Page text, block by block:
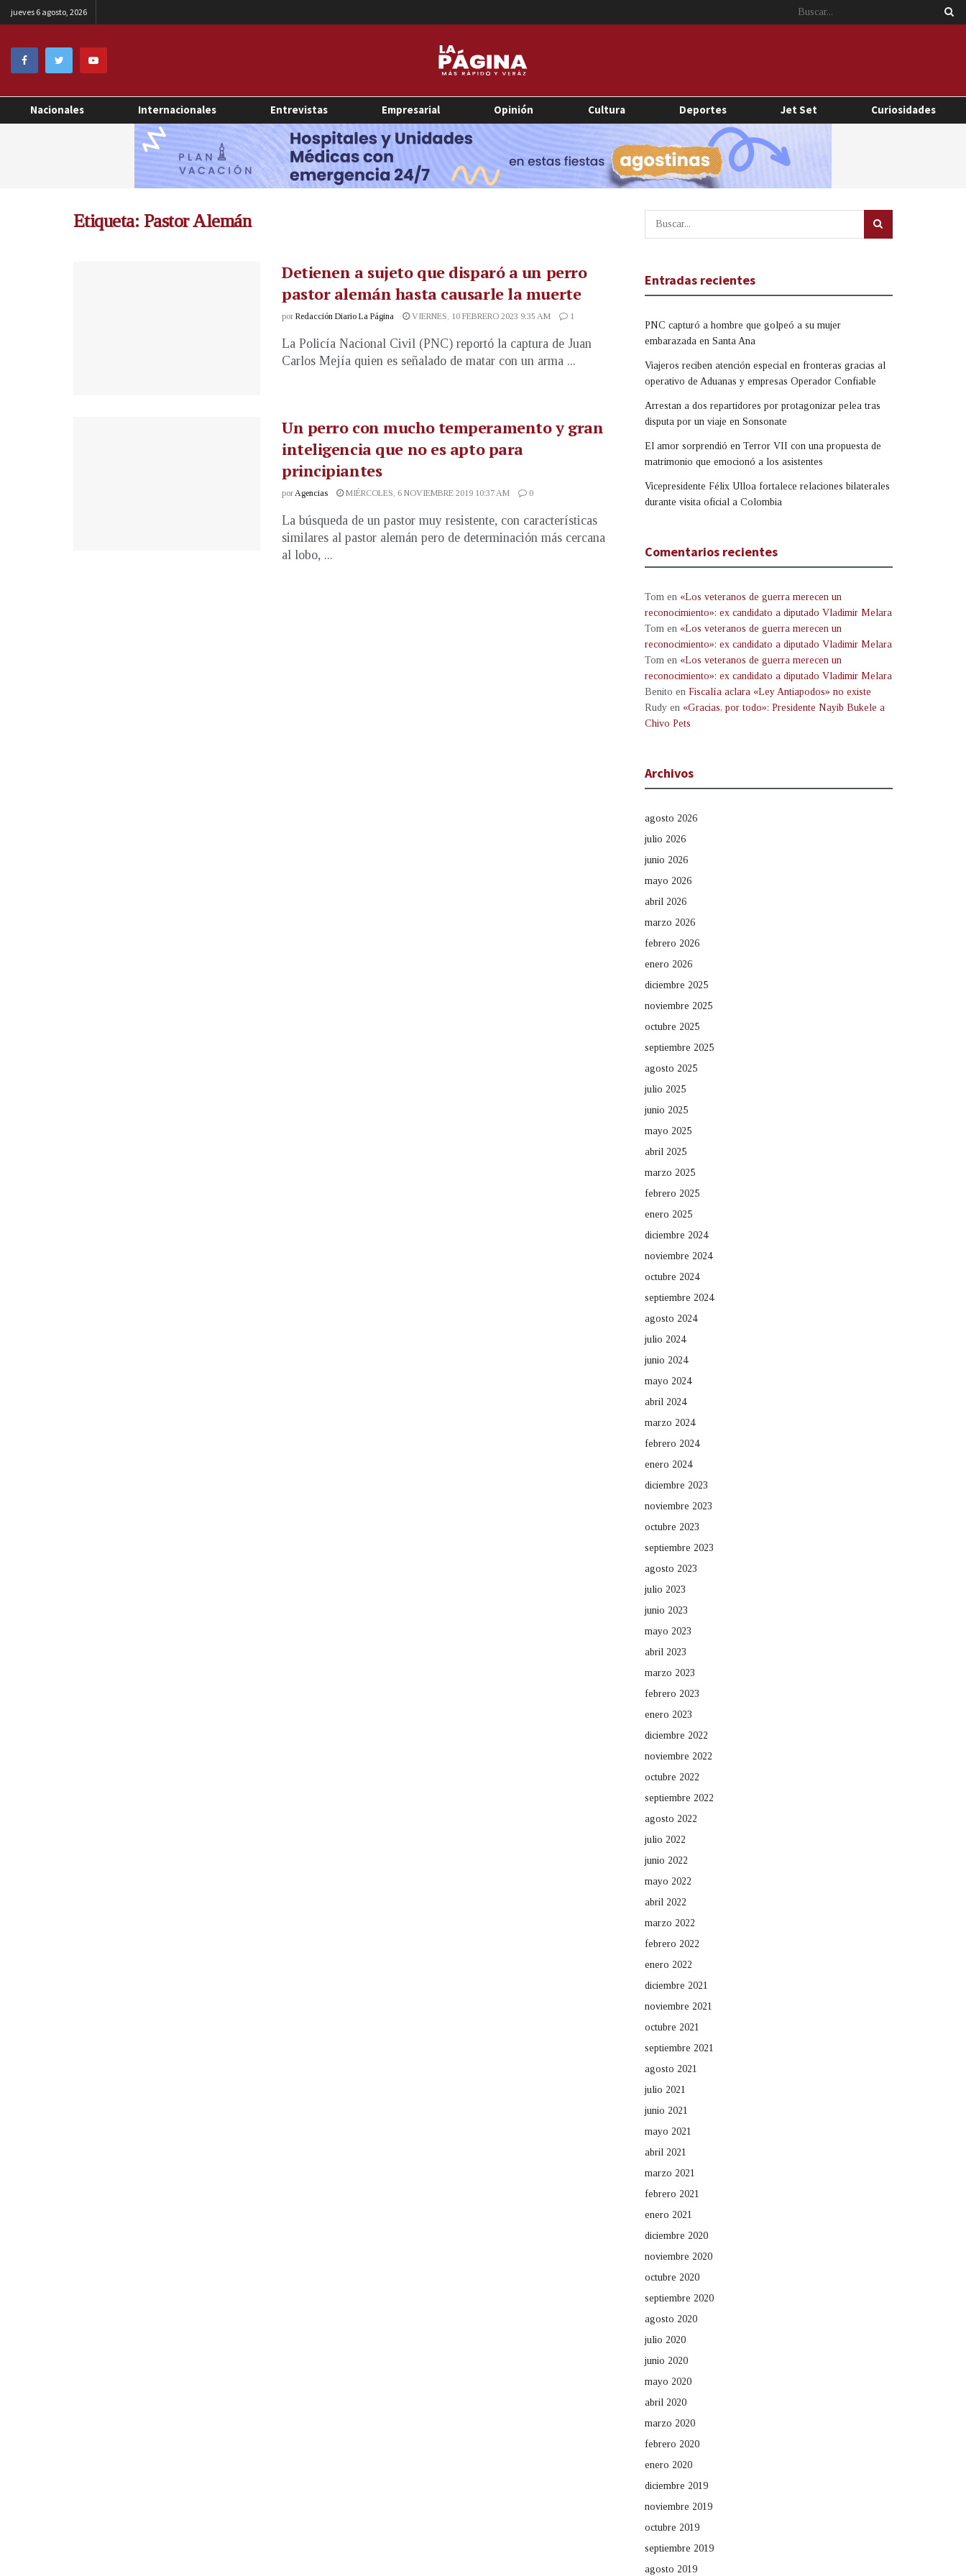
jueves 6 agosto, 2026
Nacionales Internacionales Entrevistas Empresarial Opinión Cultura Deportes Jet Set Curiosidades
Etiqueta: Pastor Alemán
Detienen a sujeto que disparó a un perro
pastor alemán hasta causarle la muerte
por Redacción Diario La Página VIERNES, 10 FEBRERO 2023 9:35 AM 1
La Policía Nacional Civil (PNC) reportó la captura de Juan
Carlos Mejía quien es señalado de matar con un arma ...
Un perro con mucho temperamento y gran
inteligencia que no es apto para
principiantes
porAgencias MIÉRCOLES, 6 NOVIEMBRE 2019 10:37 AM 0
La búsqueda de un pastor muy resistente, con características
similares al pastor alemán pero de determinación más cercana
al lobo, ...
Entradas recientes
PNC capturó a hombre que golpeó a su mujer
embarazada en Santa Ana
Viajeros reciben atención especial en fronteras gracias al
operativo de Aduanas y empresas Operador Confiable
Arrestan a dos repartidores por protagonizar pelea tras
disputa por un viaje en Sonsonate
El amor sorprendió en Terror VII con una propuesta de
matrimonio que emocionó a los asistentes
Vicepresidente Félix Ulloa fortalece relaciones bilaterales
durante visita oficial a Colombia
Comentarios recientes
Tom en «Los veteranos de guerra merecen un
reconocimiento»: ex candidato a diputado Vladimir Melara
Tom en «Los veteranos de guerra merecen un
reconocimiento»: ex candidato a diputado Vladimir Melara
Tom en «Los veteranos de guerra merecen un
reconocimiento»: ex candidato a diputado Vladimir Melara
Benito en Fiscalía aclara «Ley Antiapodos» no existe
Rudy en «Gracias, por todo»: Presidente Nayib Bukele a
Chivo Pets
Archivos
agosto 2026
julio 2026
junio 2026
mayo 2026
abril 2026
marzo 2026
febrero 2026
enero 2026
diciembre 2025
noviembre 2025
octubre 2025
septiembre 2025
agosto 2025
julio 2025
junio 2025
mayo 2025
abril 2025
marzo 2025
febrero 2025
enero 2025
diciembre 2024
noviembre 2024
octubre 2024
septiembre 2024
agosto 2024
julio 2024
junio 2024
mayo 2024
abril 2024
marzo 2024
febrero 2024
enero 2024
diciembre 2023
noviembre 2023
octubre 2023
septiembre 2023
agosto 2023
julio 2023
junio 2023
mayo 2023
abril 2023
marzo 2023
febrero 2023
enero 2023
diciembre 2022
noviembre 2022
octubre 2022
septiembre 2022
agosto 2022
julio 2022
junio 2022
mayo 2022
abril 2022
marzo 2022
febrero 2022
enero 2022
diciembre 2021
noviembre 2021
octubre 2021
septiembre 2021
agosto 2021
julio 2021
junio 2021
mayo 2021
abril 2021
marzo 2021
febrero 2021
enero 2021
diciembre 2020
noviembre 2020
octubre 2020
septiembre 2020
agosto 2020
julio 2020
junio 2020
mayo 2020
abril 2020
marzo 2020
febrero 2020
enero 2020
diciembre 2019
noviembre 2019
octubre 2019
septiembre 2019
agosto 2019